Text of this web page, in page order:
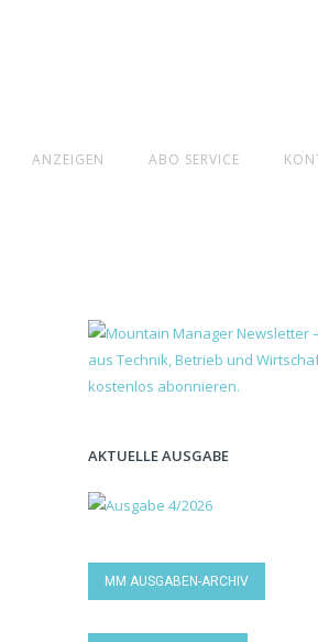
ANZEIGEN ABO SERVICE
AKTUELLE AUSGABE
MM AUSGABEN-ARCHIV